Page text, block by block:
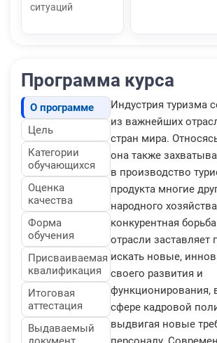
ситуаций
Программа курса
О программе
Цель
Категории
обучающихся
Оценка
качества
Форма
обучения
Присваиваемая
квалификация
Итоговая
аттестация
Выдаваемый
Индустрия туризма
из важнейших
стран мира.
она также
в производство
продукта многие
народного
конкурентная
отрасли заставляет
искать новые,
своего развития и
функционирования,
сфере кадровой
выдвигая новые